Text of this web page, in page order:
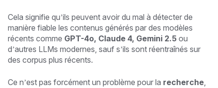
Cela signifie qu’ils peuvent avoir du mal à détecter de
manière fiable les contenus générés par des modèles
récents comme GPT-4o, Claude 4, Gemini 2.5 ou
d’autres LLMs modernes, sauf s’ils sont réentraînés sur
des corpus plus récents.
Ce n’est pas forcément un problème pour la recherche